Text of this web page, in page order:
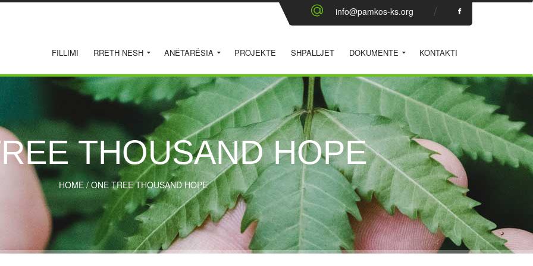
info@pamkos-ks.org
FILLIMI RRETH NESH ANËTARËSIA PROJEKTE SHPALLJET DOKUMENTE KONTAKTI
THOUSAND HOPE
HOME/ONE TREE THOUSAND HOPE